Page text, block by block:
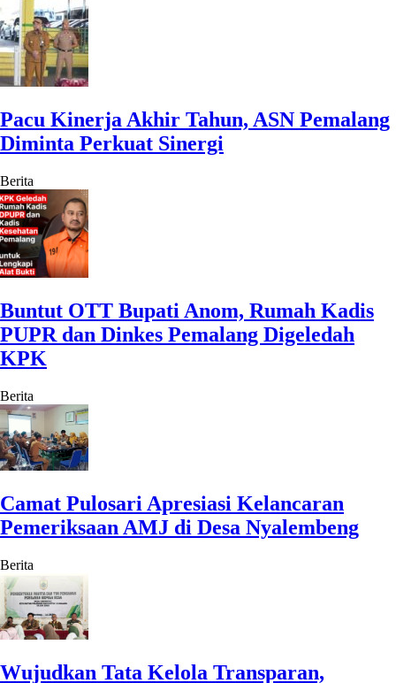
Pacu Kinerja Akhir Tahun, ASN Pemalang
Diminta Perkuat Sinergi
Berita
Buntut OTT Bupati Anom, Rumah Kadis
PUPR dan Dinkes Pemalang Digeledah
KPK
Berita
Camat Pulosari Apresiasi Kelancaran
Pemeriksaan AMJ di Desa Nyalembeng
Berita
Wujudkan Tata Kelola Transparan,